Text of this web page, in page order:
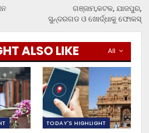
ଗଞ୍ଜାମ,କଟକ, ଯାଜପୁର,
ସୁନ୍ଦରଗଡ ଓ ଖୋର୍ଦ୍ଧାକୁ ଫୋକସ୍
All
ALSO LIKE
TODAY'S HIGHLIGHT